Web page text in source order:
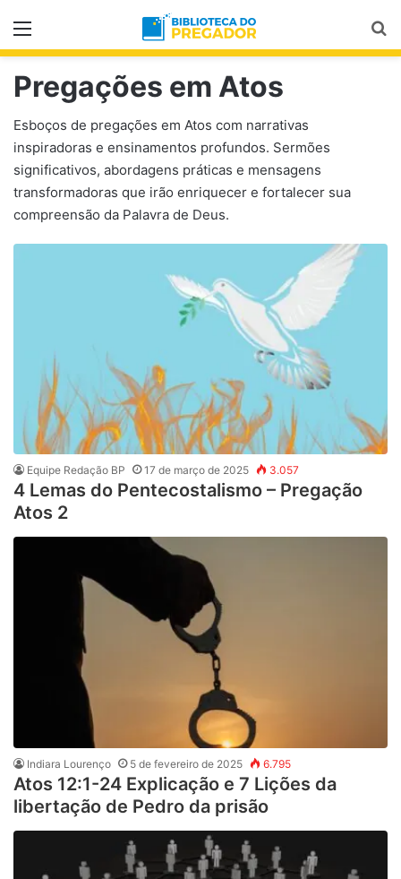
Menu
Pregações em Atos
Esboços de pregações em Atos com narrativas
inspiradoras e ensinamentos profundos. Sermões
significativos, abordagens práticas e mensagens
transformadoras que irão enriquecer e fortalecer sua
compreensão da Palavra de Deus.
Equipe Redação BP 17 de março de 2025 3.057
4 Lemas do Pentecostalismo – Pregação
Atos 2
Indiara Lourenço 5 de fevereiro de 2025 6.795
Atos 12:1-24 Explicação e 7 Lições da
libertação de Pedro da prisão